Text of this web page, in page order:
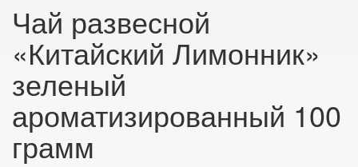
Чай развесной
«Китайский Лимонник»
зеленый
ароматизированный 100
грамм